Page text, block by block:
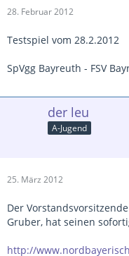
28. Februar 2012
Testspiel vom 28.2.2012
SpVgg Bayreuth - FSV
der leu
A-Jugend
25. März 2012
Der
Gruber, hat seinen
http://